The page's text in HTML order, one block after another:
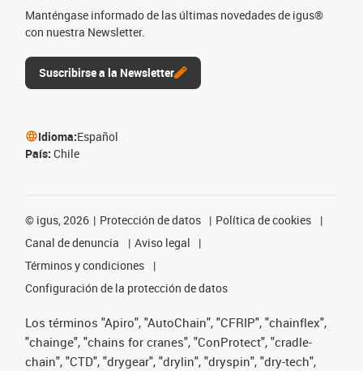
Manténgase informado de las últimas novedades de igus®
con nuestra Newsletter.
Suscribirse a la Newsletter
Idioma:Español
País: Chile
© igus, 2026 Protección de datos
Política de cookies
Canal de denuncia
Aviso legal
Términos y condiciones
Configuración de la protección de datos
Los términos "Apiro", "AutoChain", "CFRIP", "chainflex",
"chainge", "chains for cranes", "ConProtect", "cradle-
chain", "CTD", "drygear", "drylin", "dryspin", "dry-tech",